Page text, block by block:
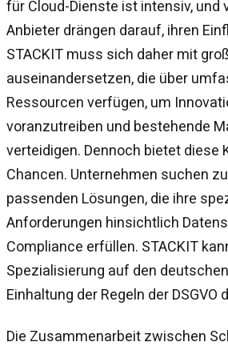
für Cloud-Dienste ist intensiv, und
Anbieter drängen darauf, ihren
STACKIT muss sich daher mit
auseinandersetzen, die über
Ressourcen verfügen, um
voranzutreiben und bestehende
verteidigen. Dennoch bietet diese
Chancen. Unternehmen suchen
passenden Lösungen, die ihre
Anforderungen hinsichtlich
Compliance erfüllen. STACKIT
Spezialisierung auf den
Einhaltung der Regeln der DSGVO
Die Zusammenarbeit zwischen